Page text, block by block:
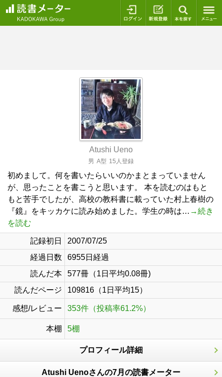
ログイン 新規登録
Atushi Ueno
男 A型 15人登録
初めまして。何を書いたらいいのかまとまっていません
が、思ったことを書こうと思います。 本を読むのはもと
もと苦手でしたが、高校の教科書に載っていた村上春樹の
『鏡』をキッカケに読み始めました。学生の時は… →続き
を読む
記録初日
2007/07/25
経過日数
6955日経過
読んだ本
577冊（1日平均0.08冊)
読んだページ
109816（1日平均15）
感想/レビュー 353件（投稿率61.2%）
本棚 5棚
プロフィール詳細
Atushi Uenoさんの7月の読書メーター